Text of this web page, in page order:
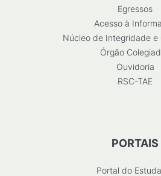
Egressos
Acesso à
Núcleo de Integridade e
Órgão
Ouvidoria
RSC-TAE
PORTAIS
Portal do